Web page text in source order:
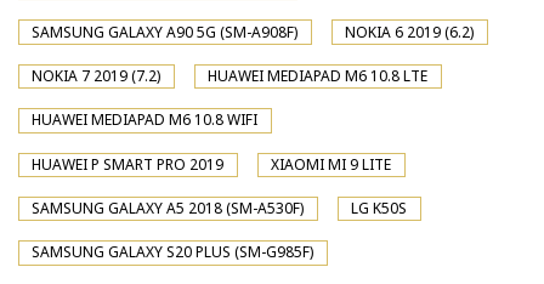
SAMSUNG GALAXY A90 5G (SM-A908F) NOKIA 6 2019 (6.2)
NOKIA 7 2019 (7.2) HUAWEI MEDIAPAD M6 10.8 LTE
HUAWEI MEDIAPAD M6 10.8 WIFI
HUAWEI P SMART PRO 2019 XIAOMI MI 9 LITE
SAMSUNG GALAXY A5 2018 (SM-A530F) LG K50S
SAMSUNG GALAXY S20 PLUS (SM-G985F)